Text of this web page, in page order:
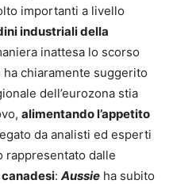
importanti a livello
industriali della
inattesa lo scorso
chiaramente suggerito
dell’eurozona stia
alimentando l’appetito
da analisti ed esperti
rappresentato dalle
: Aussie ha subito